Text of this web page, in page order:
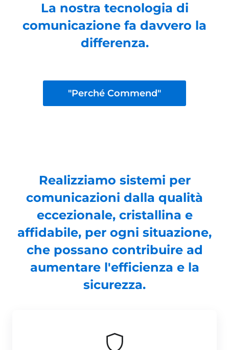
La nostra tecnologia di
comunicazione fa davvero la
differenza.
"Perché Commend"
Realizziamo sistemi per
comunicazioni dalla qualità
eccezionale, cristallina e
affidabile, per ogni situazione,
che possano contribuire ad
aumentare l'efficienza e la
sicurezza.